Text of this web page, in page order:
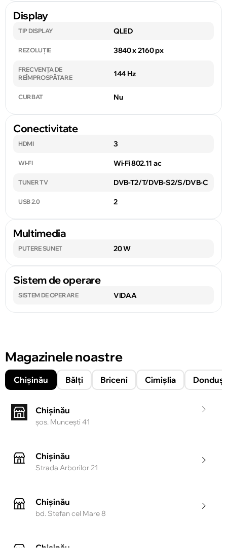
Display
TIP DISPLAY QLED
REZOLUȚIE 3840 x 2160 px
FRECVENȚA DE
REÎMPROSPĂTARE
144 Hz
CURBAT Nu
Conectivitate
HDMI 3
WI-FI Wi-Fi 802.11 ac
TUNER TV DVB-T2/T/DVB-S2/S/DVB-C
USB 2.0 2
Multimedia
PUTERE SUNET 20 W
Sistem de operare
SISTEM DE OPERARE VIDAA
Magazinele noastre
Chișinău Bălți Briceni Cimișlia
Chișinău
şos. Munceşti 41
Chișinău
Strada Arborilor 21
Chișinău
bd. Stefan cel Mare 8